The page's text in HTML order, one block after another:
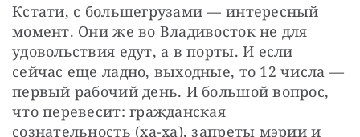
Кстати, с большегрузами — интересный
момент. Они же во Владивосток не для
удовольствия едут, а в порты. И если
сейчас еще ладно, выходные, то 12 числа —
первый рабочий день. И большой вопрос,
что перевесит: гражданская
сознательность (ха-ха), запреты мэрии и